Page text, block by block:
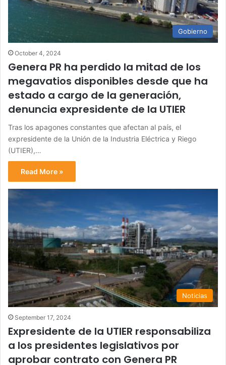
Gobierno
October 4, 2024
Genera PR ha perdido la mitad de los
megavatios disponibles desde que ha
estado a cargo de la generación,
denuncia expresidente de la UTIER
Tras los apagones constantes que afectan al país, el
expresidente de la Unión de la Industria Eléctrica y Riego
(UTIER),…
Read More »
Noticias
September 17, 2024
Expresidente de la UTIER responsabiliza
a los presidentes legislativos por
aprobar contrato con Genera PR